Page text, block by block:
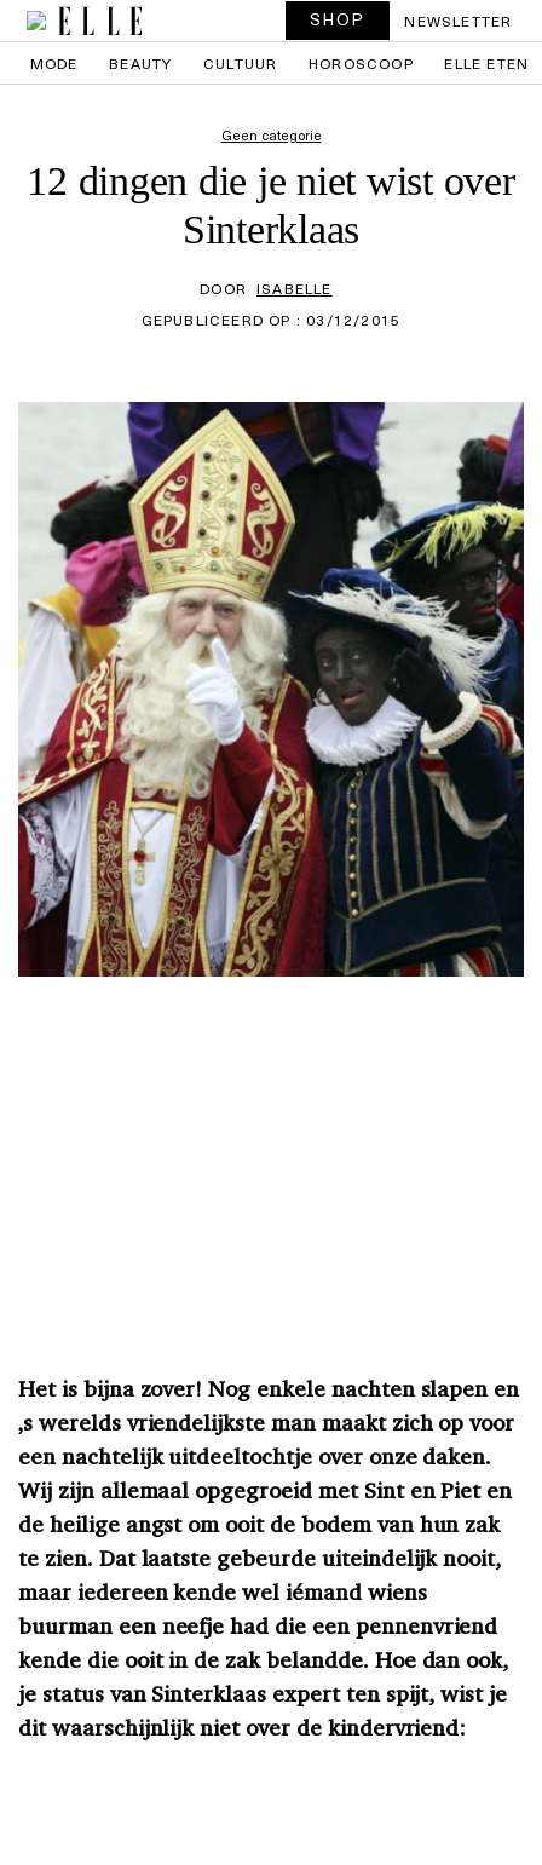
SHOP
NEWSLETTER
MODE
BEAUTY CULTUUR HOROSCOOP ELLE ETEN
Geen categorie
12 dingen die je niet wist over
Sinterklaas
DOOR ISABELLE
GEPUBLICEERD OP : 03/12/2015
Het is bijna zover! Nog enkele nachten slapen en
‚s werelds vriendelijkste man maakt zich op voor
een nachtelijk uitdeeltochtje over onze daken.
Wij zijn allemaal opgegroeid met Sint en Piet en
de heilige angst om ooit de bodem van hun zak
te zien. Dat laatste gebeurde uiteindelijk nooit,
maar iedereen kende wel iémand wiens
buurman een neefje had die een pennenvriend
kende die ooit in de zak belandde. Hoe dan ook,
je status van Sinterklaas expert ten spijt, wist je
dit waarschijnlijk niet over de kindervriend: